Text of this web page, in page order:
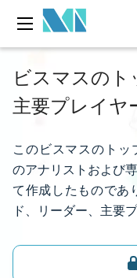
ビスマスのト
主要プレイヤ
このビスマスのトッ
のアナリストおよび
て作成したものであ
ド、リーダー、主要